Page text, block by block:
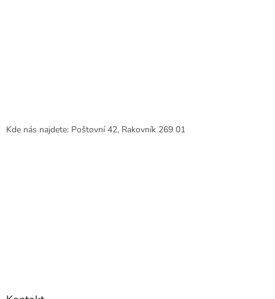
Kde nás najdete: Poštovní 42, Rakovník 269 01